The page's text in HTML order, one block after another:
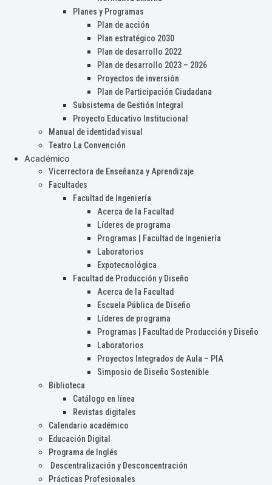
Planes y Programas
Plan de acción
Plan estratégico 2030
Plan de desarrollo 2022
Plan de desarrollo 2023 – 2026
Proyectos de inversión
Plan de Participación Ciudadana
Subsistema de Gestión Integral
Proyecto Educativo Institucional
Manual de identidad visual
Teatro La Convención
Académico
Vicerrectora de Enseñanza y Aprendizaje
Facultades
Facultad de Ingeniería
Acerca de la Facultad
Líderes de programa
Programas | Facultad de Ingeniería
Laboratorios
Expotecnológica
Facultad de Producción y Diseño
Acerca de la Facultad
Escuela Pública de Diseño
Líderes de programa
Programas | Facultad de Producción y Diseño
Laboratorios
Proyectos Integrados de Aula – PIA
Simposio de Diseño Sostenible
Biblioteca
Catálogo en línea
Revistas digitales
Calendario académico
Educación Digital
Programa de Inglés
Descentralización y Desconcentración
Prácticas Profesionales